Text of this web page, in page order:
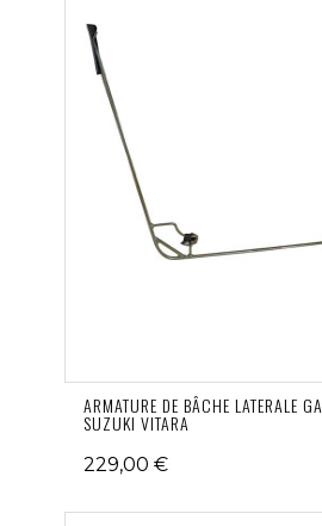
ARMATURE DE BÂCHE LATERALE
SUZUKI VITARA
229,00 €